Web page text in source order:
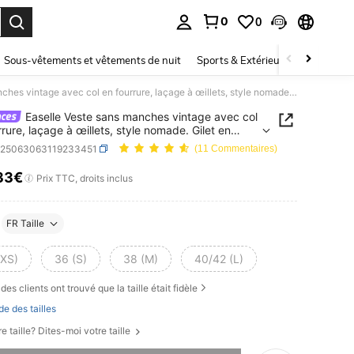
0 0
Sous-vêtements et vêtements de nuit Sports & Extérieur Enfants
Easelle Veste sans manches vintage avec col en fourrure, laçage à œillets, style nomade. Gilet en fourrure pour femmes, vêtements western, Top en fourrure, hauts western pour l'automne/l'hiver
Easelle Veste sans manches vintage avec col
laçage à œillets, style nomade. Gilet en
pour femmes, vêtements western, Top en
hauts western pour l'automne/l'hiver
(11 Commentaires)
AND AVAILABILITY
Prix TTC, droits inclus
FR Taille
36 (S) 38 (M) 40/42 (L)
des clients ont trouvé que la taille était fidèle
des tailles
taille? Dites-moi votre taille